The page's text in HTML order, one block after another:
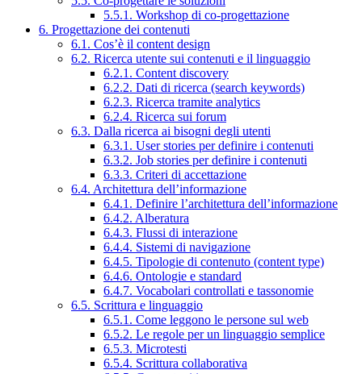
5.5.1. Workshop di co-progettazione
6. Progettazione dei contenuti
6.1. Cos’è il content design
6.2. Ricerca utente sui contenuti e il linguaggio
6.2.1. Content discovery
6.2.2. Dati di ricerca (search keywords)
6.2.3. Ricerca tramite analytics
6.2.4. Ricerca sui forum
6.3. Dalla ricerca ai bisogni degli utenti
6.3.1. User stories per definire i contenuti
6.3.2. Job stories per definire i contenuti
6.3.3. Criteri di accettazione
6.4. Architettura dell’informazione
6.4.1. Definire l’architettura dell’informazione
6.4.2. Alberatura
6.4.3. Flussi di interazione
6.4.4. Sistemi di navigazione
6.4.5. Tipologie di contenuto (content type)
6.4.6. Ontologie e standard
6.4.7. Vocabolari controllati e tassonomie
6.5. Scrittura e linguaggio
6.5.1. Come leggono le persone sul web
6.5.2. Le regole per un linguaggio semplice
6.5.3. Microtesti
6.5.4. Scrittura collaborativa